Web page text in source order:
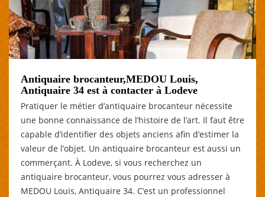
Antiquaire brocanteur,MEDOU Louis,
Antiquaire 34 est à contacter à Lodeve
Pratiquer le métier d’antiquaire brocanteur nécessite
une bonne connaissance de l’histoire de l’art. Il faut être
capable d’identifier des objets anciens afin d’estimer la
valeur de l’objet. Un antiquaire brocanteur est aussi un
commerçant. À Lodeve, si vous recherchez un
antiquaire brocanteur, vous pourrez vous adresser à
MEDOU Louis, Antiquaire 34. C’est un professionnel